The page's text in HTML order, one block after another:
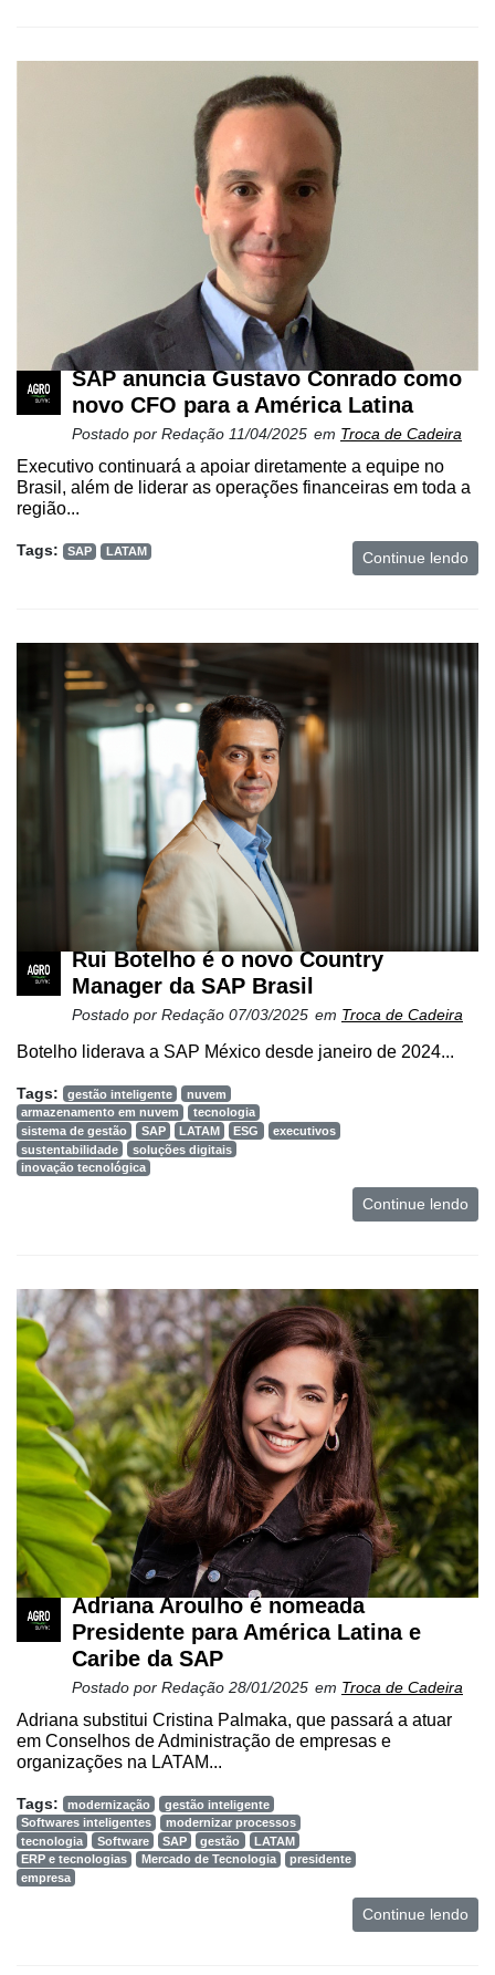
Informatização
Agricultura
Vertical
Empresarial
Tecnologia
para
Liberali
Netrin
Néctar
Tecprime
Agro
Consulting
Manager
ONE
SAP anuncia Gustavo Conrado como
novo CFO para a América Latina
Postado por Redação 11/04/2025 em Troca de Cadeira
Executivo continuará a apoiar diretamente a equipe no
Brasil, além de liderar as operações financeiras em toda a
região...
Tags: SAP LATAM Continue lendo
Rui Botelho é o novo Country
Manager da SAP Brasil
Postado por Redação 07/03/2025 em Troca de Cadeira
Botelho liderava a SAP México desde janeiro de 2024...
Tags: gestão inteligente
nuvem
armazenamento em nuvem
tecnologia
sistema de gestão
SAP LATAM ESG
executivos
sustentabilidade
soluções digitais
inovação tecnológica
Continue lendo
Adriana Aroulho é nomeada
Presidente para América Latina e
Caribe da SAP
Postado por Redação 28/01/2025 em Troca de Cadeira
Adriana substitui Cristina Palmaka, que passará a atuar
em Conselhos de Administração de empresas e
organizações na LATAM...
Tags: modernização
gestão inteligente
Softwares inteligentes
modernizar processos
tecnologia
Software SAP gestão
LATAM
ERP e tecnologias
Mercado de Tecnologia
presidente
empresa
Continue lendo